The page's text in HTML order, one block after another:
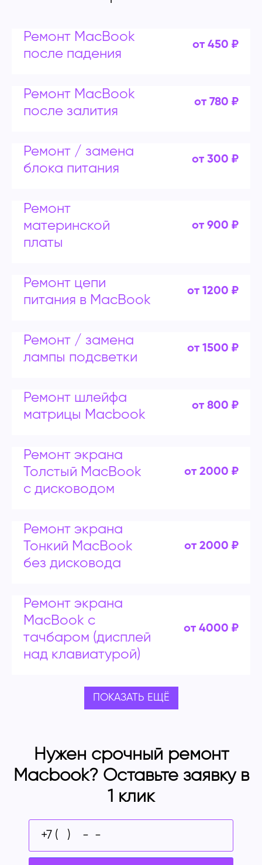
Ремонт MacBook
после падения
от 450 ₽
Ремонт MacBook
после залития
от 780 ₽
Ремонт / замена
блока питания
от 300 ₽
Ремонт
материнской
платы
от 900 ₽
Ремонт цепи
питания в MacBook
от 1200 ₽
Ремонт / замена
лампы подсветки
от 1500 ₽
Ремонт шлейфа
матрицы Macbook
от 800 ₽
Ремонт экрана
Толстый MacBook
с дисководом
от 2000 ₽
Ремонт экрана
Тонкий MacBook
без дисковода
от 2000 ₽
Ремонт экрана
MacBook с
тачбаром (дисплей
над клавиатурой)
от 4000 ₽
ПОКАЗАТЬ ЕЩЁ
Нужен срочный ремонт
Macbook? Оставьте заявку в
1 клик